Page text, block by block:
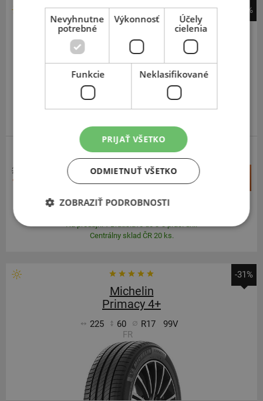
-32%
Michelin
Primacy 4+
258,30 €
175,60 €
–
Na predajni v Bratislave do 3-8 prac. dní.
Centrálny sklad ČR 20 ks.
-31%
Michelin
Primacy 4+
225 60 R17
99V
FR
Nevyhnutne
potrebné
Výkonnosť
Účely
cielenia
Funkcie Neklasifikované
PRIJAŤ VŠETKO
ODMIETNUŤ VŠETKO
ZOBRAZIŤ PODROBNOSTI